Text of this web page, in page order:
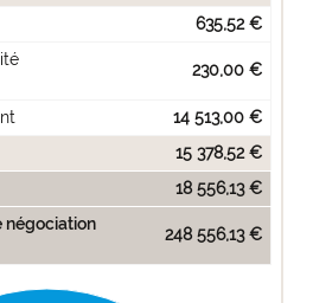
635,52 €
230,00 €
14 513,00 €
15 378,52 €
18 556,13 €
négociation
248 556,13 €